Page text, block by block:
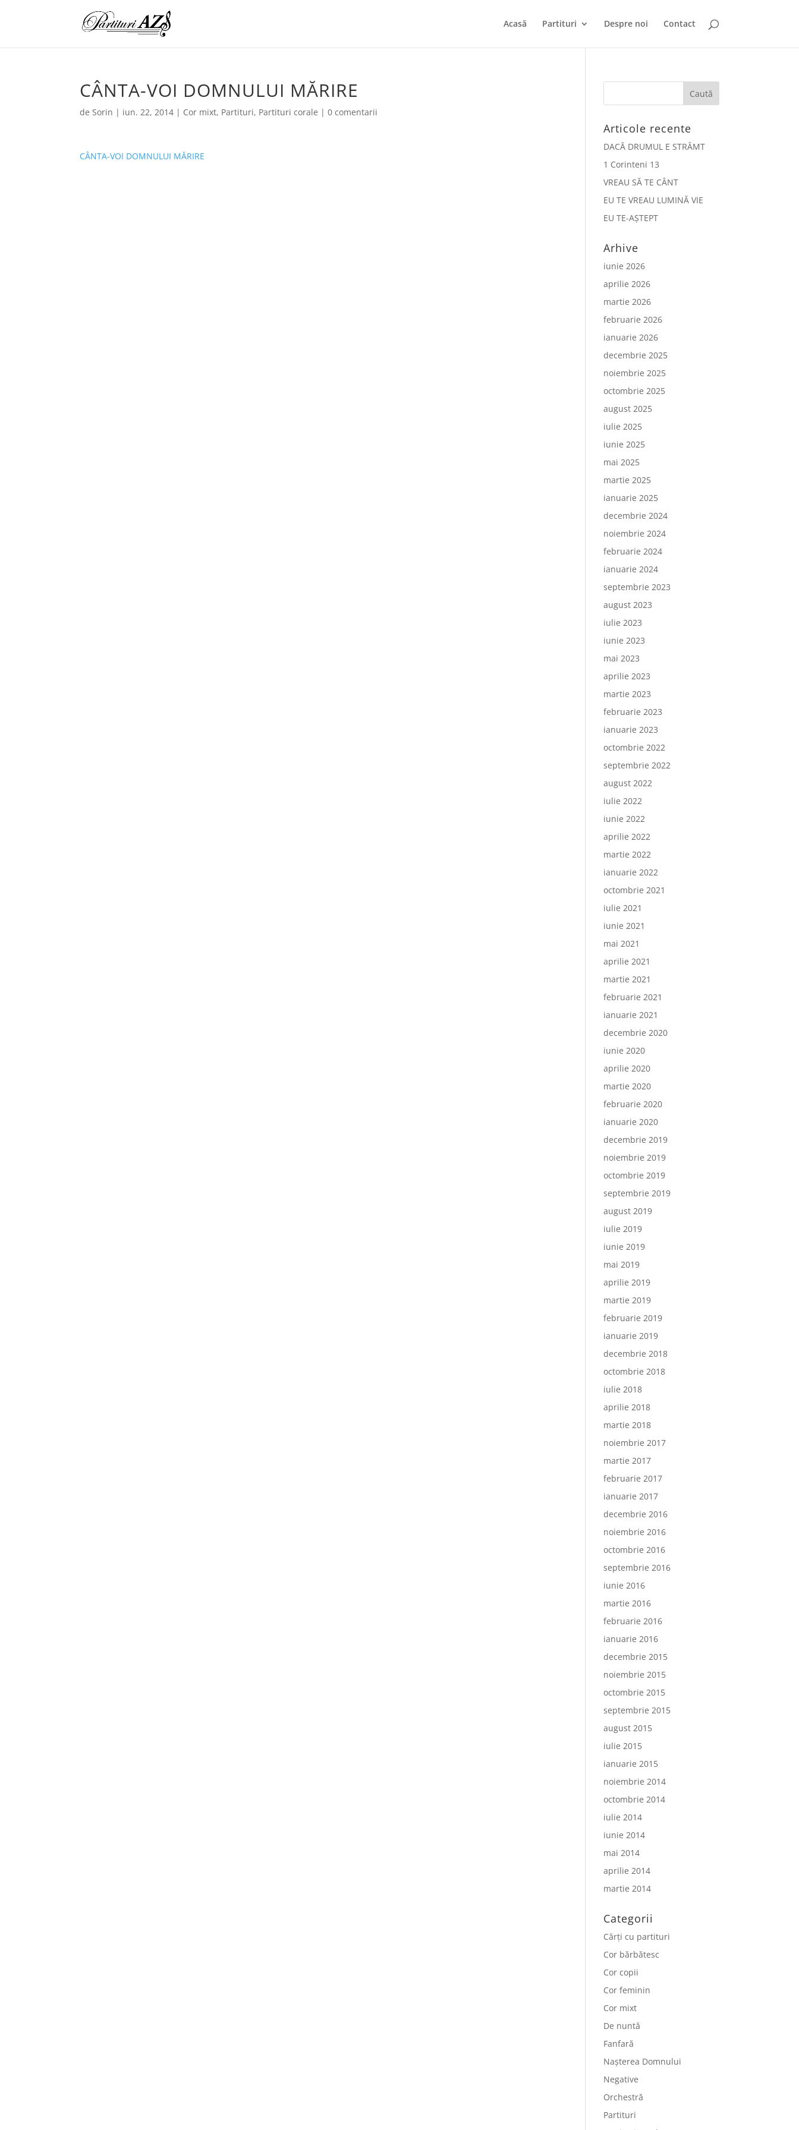
Acasă Partituri Despre noi Contact
CÂNTA-VOI DOMNULUI MĂRIRE
deSorin | iun. 22, 2014 | Cor mixt, Partituri, Partituri corale |0 comentarii
CÂNTA-VOI DOMNULUI MĂRIRE
Articole recente
DACĂ DRUMUL E STRÂMT
1 Corinteni 13
VREAU SĂ TE CÂNT
EU TE VREAU LUMINĂ VIE
EU TE-AȘTEPT
Arhive
iunie 2026
aprilie 2026
martie 2026
februarie 2026
ianuarie 2026
decembrie 2025
noiembrie 2025
octombrie 2025
august 2025
iulie 2025
iunie 2025
mai 2025
martie 2025
ianuarie 2025
decembrie 2024
noiembrie 2024
februarie 2024
ianuarie 2024
septembrie 2023
august 2023
iulie 2023
iunie 2023
mai 2023
aprilie 2023
martie 2023
februarie 2023
ianuarie 2023
octombrie 2022
septembrie 2022
august 2022
iulie 2022
iunie 2022
aprilie 2022
martie 2022
ianuarie 2022
octombrie 2021
iulie 2021
iunie 2021
mai 2021
aprilie 2021
martie 2021
februarie 2021
ianuarie 2021
decembrie 2020
iunie 2020
aprilie 2020
martie 2020
februarie 2020
ianuarie 2020
decembrie 2019
noiembrie 2019
octombrie 2019
septembrie 2019
august 2019
iulie 2019
iunie 2019
mai 2019
aprilie 2019
martie 2019
februarie 2019
ianuarie 2019
decembrie 2018
octombrie 2018
iulie 2018
aprilie 2018
martie 2018
noiembrie 2017
martie 2017
februarie 2017
ianuarie 2017
decembrie 2016
noiembrie 2016
octombrie 2016
septembrie 2016
iunie 2016
martie 2016
februarie 2016
ianuarie 2016
decembrie 2015
noiembrie 2015
octombrie 2015
septembrie 2015
august 2015
iulie 2015
ianuarie 2015
noiembrie 2014
octombrie 2014
iulie 2014
iunie 2014
mai 2014
aprilie 2014
martie 2014
Categorii
Cărți cu partituri
Cor bărbătesc
Cor copii
Cor feminin
Cor mixt
De nuntă
Fanfară
Nașterea Domnului
Negative
Orchestră
Partituri